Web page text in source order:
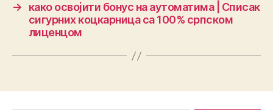
→
како освојити бонус на аутоматима | Списак
сигурних коцкарница са 100% српском
лиценцом